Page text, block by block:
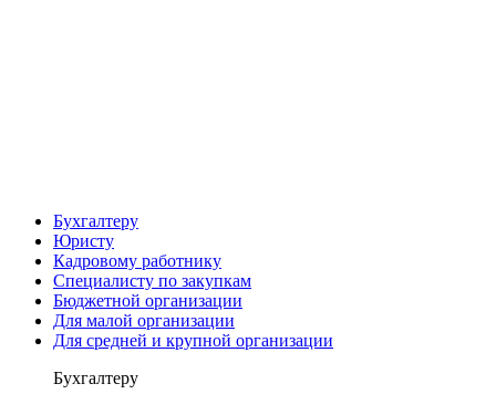
Бухгалтеру
Юристу
Кадровому работнику
Специалисту по закупкам
Бюджетной организации
Для малой организации
Для средней и крупной организации
Бухгалтеру